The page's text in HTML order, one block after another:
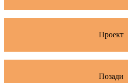
Проект
Позади